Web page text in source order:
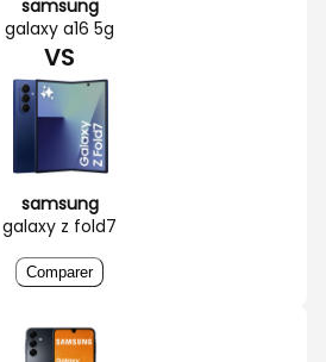
samsung
galaxy a16 5g
VS
samsung
galaxy z fold7
Comparer